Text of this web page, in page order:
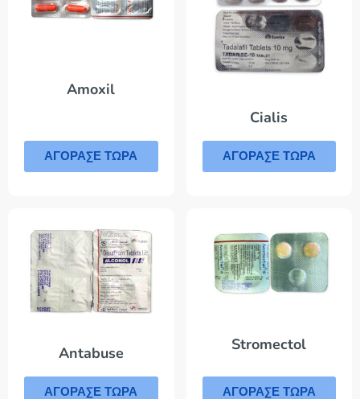
Amoxil
ΑΓΟΡΑΣΕ ΤΩΡΑ
Cialis
ΑΓΟΡΑΣΕ ΤΩΡΑ
Antabuse
ΑΓΟΡΑΣΕ ΤΩΡΑ
Stromectol
ΑΓΟΡΑΣΕ ΤΩΡΑ